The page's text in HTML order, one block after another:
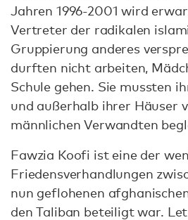
Jahren 1996-2001 wird
Vertreter der radikalen
Gruppierung anderes
durften nicht arbeiten,
Schule gehen. Sie mussten
und außerhalb ihrer Häuser
männlichen Verwandten
Fawzia Koofi ist eine der
Friedensverhandlungen
nun geflohenen
den Taliban beteiligt war.